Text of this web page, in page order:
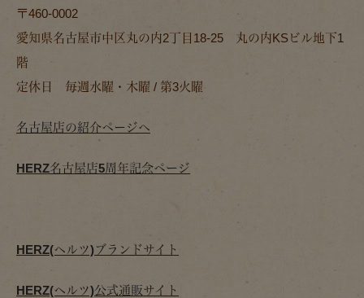
〒460-0002
愛知県名古屋市中区丸の内2丁目18-25 丸の内KSビル地下1
階
定休日 毎週水曜・木曜 / 第3火曜
名古屋店の紹介ページへ
HERZ名古屋店5周年記念ページ
HERZ(ヘルツ)ブランドサイト
HERZ(ヘルツ)公式通販サイト